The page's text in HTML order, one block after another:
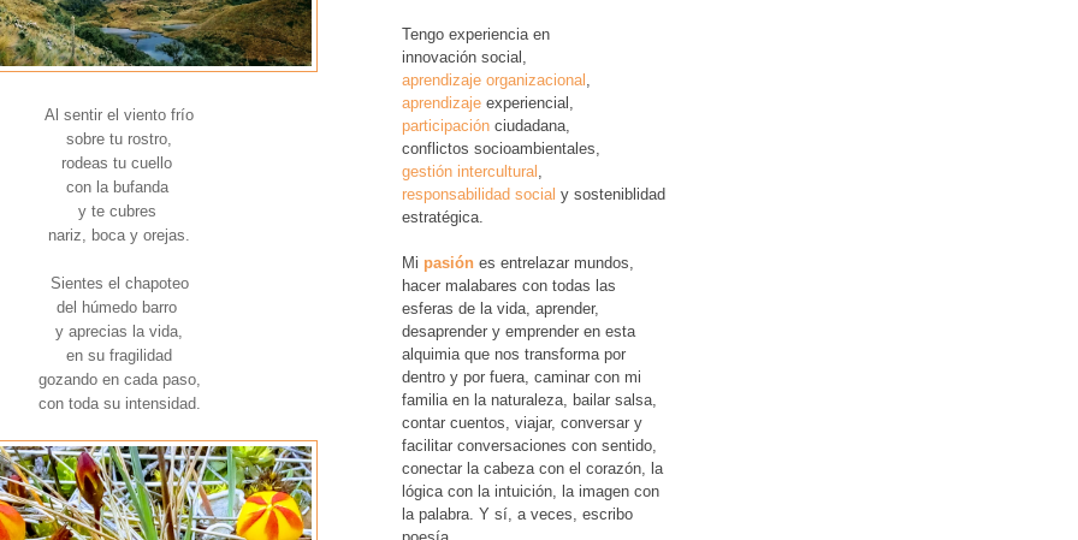
Al sentir el viento frío
sobre tu rostro,
rodeas tu cuello
con la bufanda
y te cubres
nariz, boca y orejas.
Sientes el chapoteo
del húmedo barro
y aprecias la vida,
en su fragilidad
gozando en cada paso,
con toda su intensidad.
Tengo experiencia en
innovación social,
aprendizaje organizacional
aprendizaje experiencial
participación ciudadana,
conflictos socioambientales,
gestión intercultural
responsabilidad social y sosteniblidad
estratégica.
Mi pasión es entrelazar mundos,
hacer malabares con todas las
esferas de la vida, aprender,
desaprender y emprender en esta
alquimia que nos transforma por
dentro y por fuera, caminar con mi
familia en la naturaleza, bailar salsa,
contar cuentos, viajar, conversar y
facilitar conversaciones con sentido,
conectar la cabeza con el corazón, la
lógica con la intuición, la imagen con
la palabra. Y sí, a veces, escribo